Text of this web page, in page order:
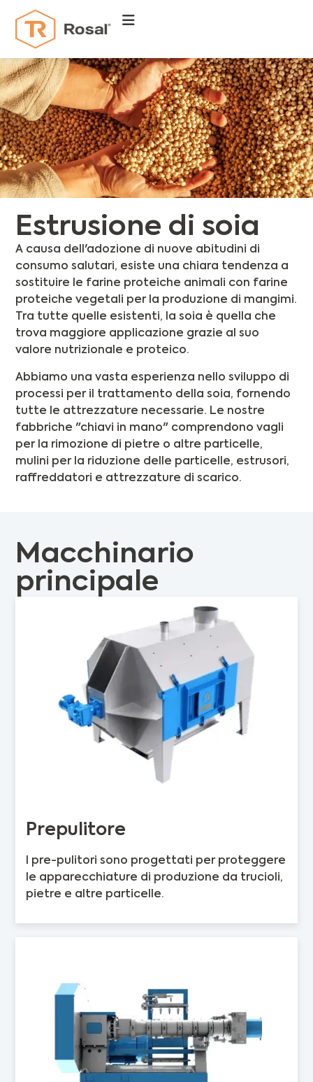
Estrusione di soia
A causa dell'adozione di nuove abitudini di
consumo salutari, esiste una chiara tendenza a
sostituire le farine proteiche animali con farine
proteiche vegetali per la produzione di mangimi.
Tra tutte quelle esistenti, la soia è quella che
trova maggiore applicazione grazie al suo
valore nutrizionale e proteico.
Abbiamo una vasta esperienza nello sviluppo di
processi per il trattamento della soia, fornendo
tutte le attrezzature necessarie. Le nostre
fabbriche "chiavi in mano" comprendono vagli
per la rimozione di pietre o altre particelle,
mulini per la riduzione delle particelle, estrusori,
raffreddatori e attrezzature di scarico.
Macchinario
principale
Prepulitore
I pre-pulitori sono progettati per proteggere
le apparecchiature di produzione da trucioli,
pietre e altre particelle.